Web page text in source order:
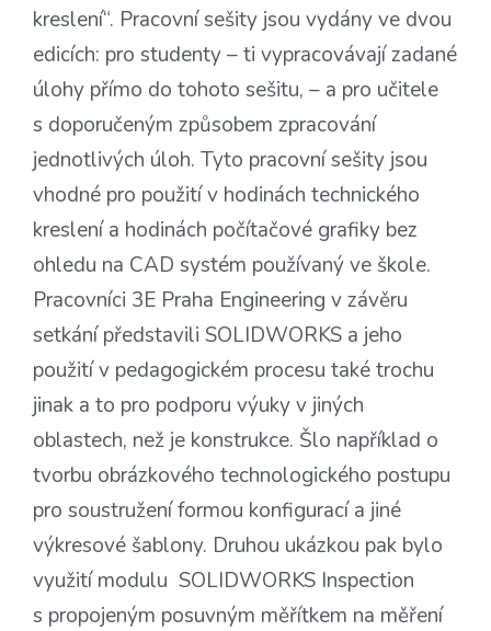
kreslení“. Pracovní sešity jsou vydány ve dvou
edicích: pro studenty – ti vypracovávají zadané
úlohy přímo do tohoto sešitu, – a pro učitele
s doporučeným způsobem zpracování
jednotlivých úloh. Tyto pracovní sešity jsou
vhodné pro použití v hodinách technického
kreslení a hodinách počítačové grafiky bez
ohledu na CAD systém používaný ve škole.
Pracovníci 3E Praha Engineering v závěru
setkání představili SOLIDWORKS a jeho
použití v pedagogickém procesu také trochu
jinak a to pro podporu výuky v jiných
oblastech, než je konstrukce. Šlo například o
tvorbu obrázkového technologického postupu
pro soustružení formou konfigurací a jiné
výkresové šablony. Druhou ukázkou pak bylo
využití modulu SOLIDWORKS Inspection
s propojeným posuvným měřítkem na měření